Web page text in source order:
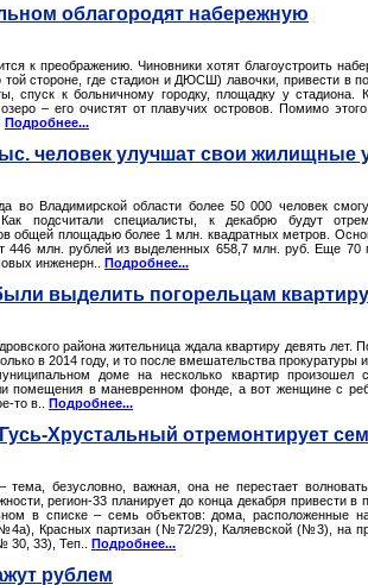
облагородят набережную
к преображению. Чиновники хотят благоустроить
той стороне, где стадион и ДЮСШ) лавочки, привести в
спуск к больничному городку, площадку у стадиона.
– его очистят от плавучих островов. Помимо
Подробнее...
человек улучшат свои жилищные
во Владимирской области более 50 000 человек
подсчитали специалисты, к декабрю будут
общей площадью более 1 млн. квадратных метров.
446 млн. рублей из выделенных 658,7 млн. руб. Еще 70
инженерн.. Подробнее...
выделить погорельцам
района жительница ждала квартиру девять лет.
в 2014 году, и то после вмешательства прокуратуры
доме на несколько квартир произошел
помещения в маневренном фонде, а вот женщине с
то в.. Подробнее...
Хрустальный отремонтирует
тема, безусловно, важная, она не перестает
регион-33 планирует до конца декабря привести в
в списке – семь объектов: дома, расположенные
Красных партизан (№72/29), Каляевской (№3), на
30, 33), Теп.. Подробнее...
рублем